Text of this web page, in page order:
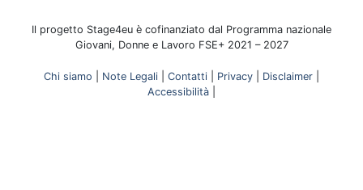
Il progetto Stage4eu è cofinanziato dal Programma nazionale
Giovani, Donne e Lavoro FSE+ 2021 – 2027
Chi siamo Note Legali Contatti Privacy Disclaimer
Accessibilità